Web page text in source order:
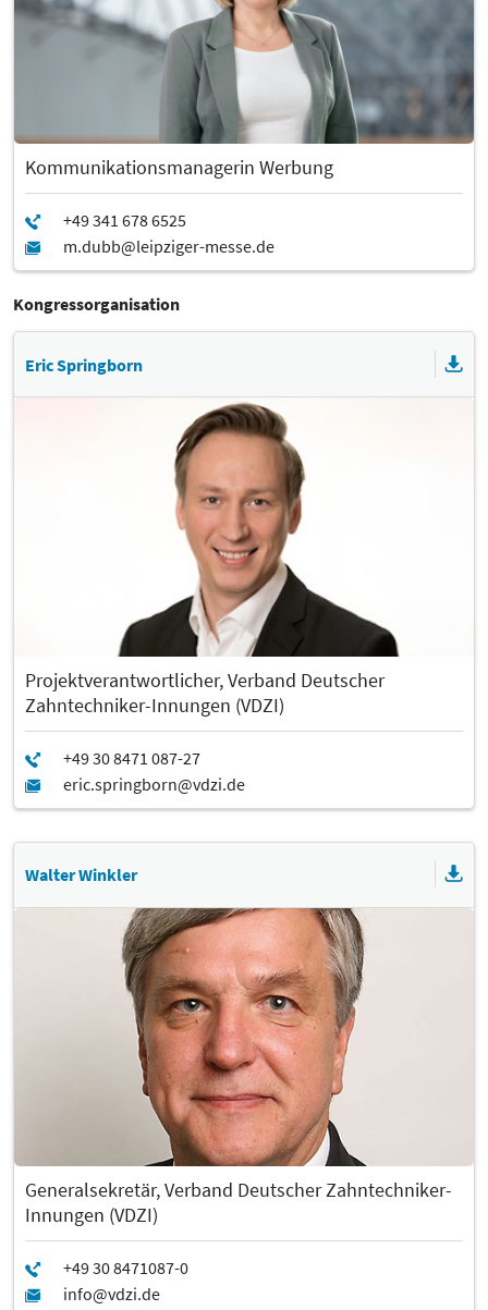
Kommunikationsmanagerin Werbung
Kongressorganisation
Eric Springborn
Projektverantwortlicher, Verband Deutscher
Zahntechniker-Innungen (VDZI)
Walter Winkler
Generalsekretär, Verband Deutscher Zahntechniker-
Innungen (VDZI)